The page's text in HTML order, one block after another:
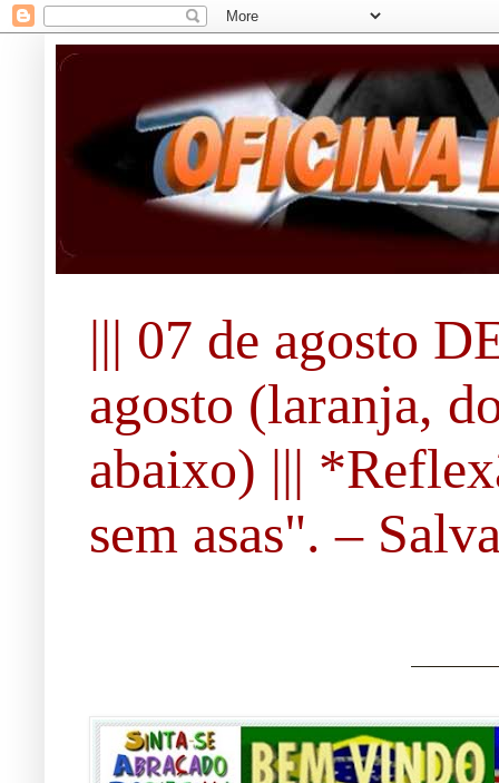
||| 07 de agosto
agosto (laranja,
abaixo) |||
sem asas". –